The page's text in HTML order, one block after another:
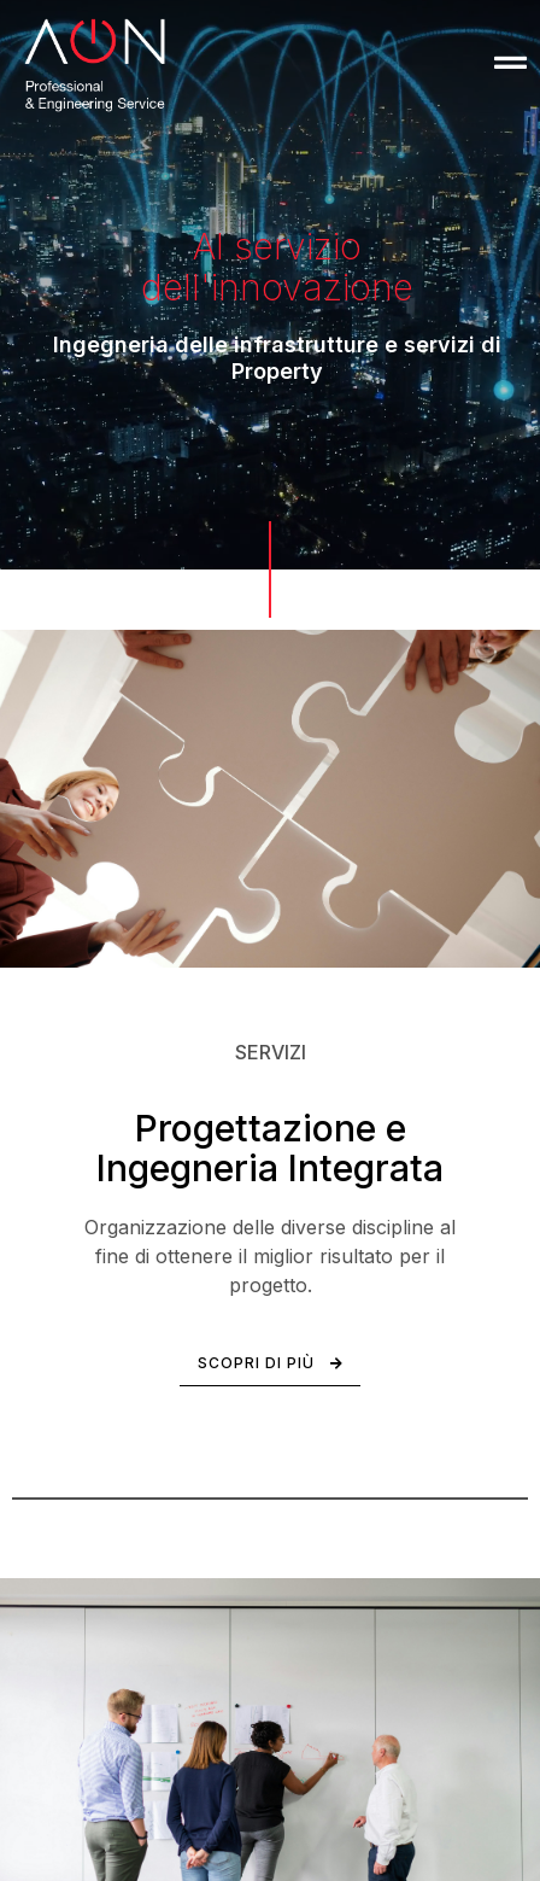
Al servizio
dell'innovazione
Ingegneria delle infrastrutture e servizi di
Property
SERVIZI
Progettazione e
Ingegneria Integrata
Organizzazione delle diverse discipline al
fine di ottenere il miglior risultato per il
progetto.
SCOPRI DI PIÙ